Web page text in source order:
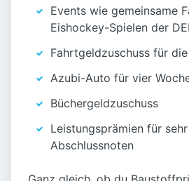
Events wie gemeinsame
Eishockey-Spielen der
Fahrtgeldzuschuss für
Azubi-Auto für vier
Büchergeldzuschuss
Leistungsprämien für
Abschlussnoten